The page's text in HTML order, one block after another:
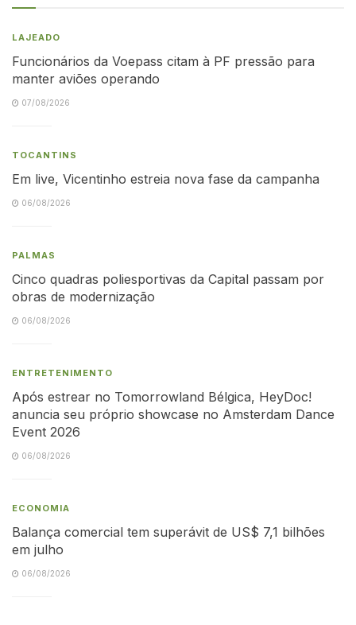
LAJEADO
Funcionários da Voepass citam à PF pressão para
manter aviões operando
07/08/2026
TOCANTINS
Em live, Vicentinho estreia nova fase da campanha
06/08/2026
PALMAS
Cinco quadras poliesportivas da Capital passam por
obras de modernização
06/08/2026
ENTRETENIMENTO
Após estrear no Tomorrowland Bélgica, HeyDoc!
anuncia seu próprio showcase no Amsterdam Dance
Event 2026
06/08/2026
ECONOMIA
Balança comercial tem superávit de US$ 7,1 bilhões
em julho
06/08/2026